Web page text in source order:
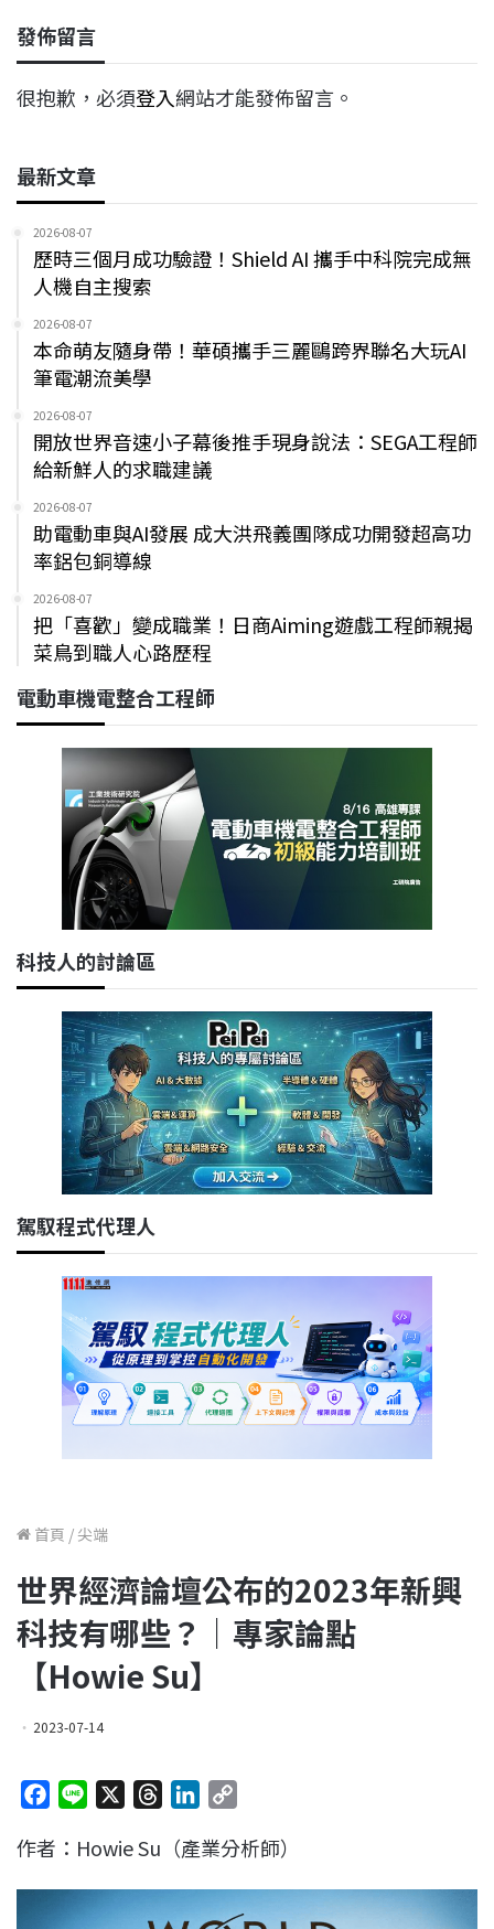
發佈留言
很抱歉，必須登入網站才能發佈留言。
最新文章
2026-08-07
歷時三個月成功驗證！Shield AI 攜手中科院完成無
人機自主搜索
2026-08-07
本命萌友隨身帶！華碩攜手三麗鷗跨界聯名大玩AI
筆電潮流美學
2026-08-07
開放世界音速小子幕後推手現身說法：SEGA工程師
給新鮮人的求職建議
2026-08-07
助電動車與AI發展 成大洪飛義團隊成功開發超高功
率鋁包銅導線
2026-08-07
把「喜歡」變成職業！日商Aiming遊戲工程師親揭
菜鳥到職人心路歷程
電動車機電整合工程師
科技人的討論區
駕馭程式代理人